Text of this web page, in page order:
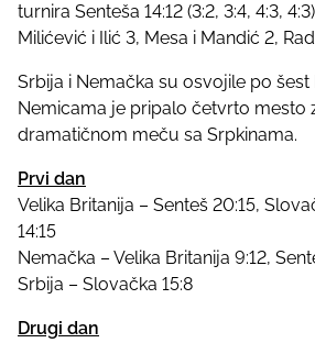
turnira Senteša 14:12 (3:2, 3:4, 4:3,
Milićević i Ilić 3, Mesa i Mandić 2,
Srbija i Nemačka su osvojile po
Nemicama je pripalo četvrto mesto
dramatičnom meču sa Srpkinama.
Prvi dan
Velika Britanija – Senteš 20:15,
14:15
Nemačka – Velika Britanija 9:12,
Srbija – Slovačka 15:8
Drugi dan